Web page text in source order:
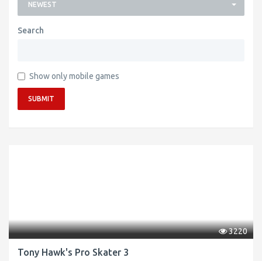
NEWEST
Search
Show only mobile games
SUBMIT
3220
Tony Hawk's Pro Skater 3